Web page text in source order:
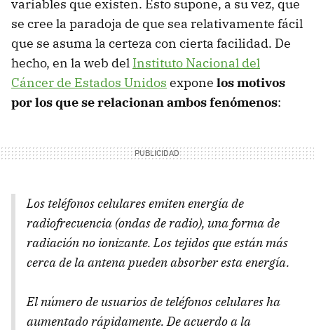
variables que existen. Esto supone, a su vez, que
se cree la paradoja de que sea relativamente fácil
que se asuma la certeza con cierta facilidad. De
hecho, en la web del Instituto Nacional del
Cáncer de Estados Unidos expone los motivos
por los que se relacionan ambos fenómenos:
Los teléfonos celulares emiten energía de
radiofrecuencia (ondas de radio), una forma de
radiación no ionizante. Los tejidos que están más
cerca de la antena pueden absorber esta energía.
El número de usuarios de teléfonos celulares ha
aumentado rápidamente. De acuerdo a la